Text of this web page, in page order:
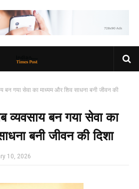
बन गया सेवा का माध्यम और शिव साधना बनी जीवन की
व्यवसाय बन गया सेवा का
बनी जीवन की दिशा
10, 2026